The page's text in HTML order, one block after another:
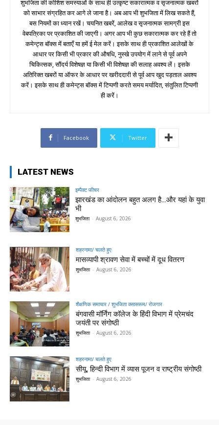
शुभजिता की कोशिश समस्याओं के साथ ही उत्कृष्ट सकारात्मक व सृजनात्मक खबरों
को साभार संग्रहित कर आगे ले जाना है। अब आप भी शुभजिता में लिख सकते हैं,
बस नियमों का ध्यान रखें। चयनित खबरें, आलेख व सृजनात्मक सामग्री इस
वेबपत्रिका पर प्रकाशित की जाएगी। अगर आप भी कुछ सकारात्मक कर रहे हैं तो
कमेन्ट्स बॉक्स में बताएँ या हमें ई मेल करें। इसके साथ ही प्रकाशित आलेखों के
आधार पर किसी भी प्रकार की औषधि, नुस्खे उपयोग में लाने से पूर्व अपने
चिकित्सक, सौंदर्य विशेषज्ञ या किसी भी विशेषज्ञ की सलाह अवश्य लें। इसके
अतिरिक्त खबरों या ऑफर के आधार पर खरीददारी से पूर्व आप खुद पड़ताल अवश्य
करें। इसके साथ ही कमेन्ट्स बॉक्स में टिप्पणी करते समय मर्यादित, संतुलित टिप्पणी
ही करें।
Facebook Twitter
LATEST NEWS
इम्पैक्ट फीचर
झारखंड का आंदोलन बहुत अलग है…और यहां के युवा
भी
शुभजिता - August 6, 2026
शहरनामा/ चलते हुए
मासव्यापी श्रावण सेवा में बच्चों में दूध वितरण
शुभजिता - August 6, 2026
शैक्षणिक समाचार / शुभजिता क्सासरूम/ रोजगार
बंगवासी मॉर्निंग कॉलेज के हिंदी विभाग में प्रेमचंद
जयंती पर संगोष्ठी
शुभजिता - August 6, 2026
शहरनामा/ चलते हुए
सीयू, हिन्दी विभाग में व्यास पूजन व राष्ट्रीय संगोष्ठी
शुभजिता - August 6, 2026